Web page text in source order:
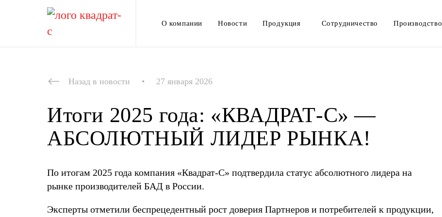
О компании Новости Продукция Сотрудничество Производство
Назад в новости • 27 января 2026
Итоги 2025 года: «КВАДРАТ-С» —
АБСОЛЮТНЫЙ ЛИДЕР РЫНКА!
По итогам 2025 года компания «Квадрат-С» подтвердила статус абсолютного лидера на
рынке производителей БАД в России.
Эксперты отметили беспрецедентный рост доверия Партнеров и потребителей к продукции,